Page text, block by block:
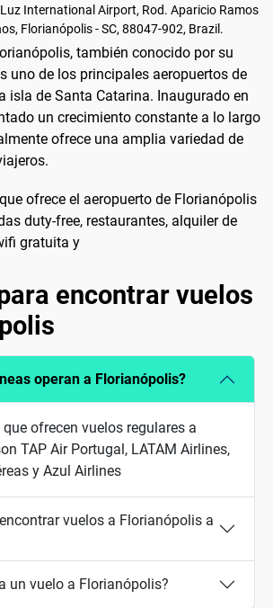
International Airport, Rod. Aparicio Ramos
Florianópolis - SC, 88047-902, Brazil.
también conocido por su
uno de los principales aeropuertos de
isla de Santa Catarina. Inaugurado en
un crecimiento constante a lo largo
ofrece una amplia variedad de
ofrece el aeropuerto de Florianópolis
duty-free, restaurantes, alquiler de
gratuita y
encontrar vuelos
operan a Florianópolis?
ofrecen vuelos regulares a
TAP Air Portugal, LATAM Airlines,
y Azul Airlines
vuelos a Florianópolis a
un vuelo a Florianópolis?